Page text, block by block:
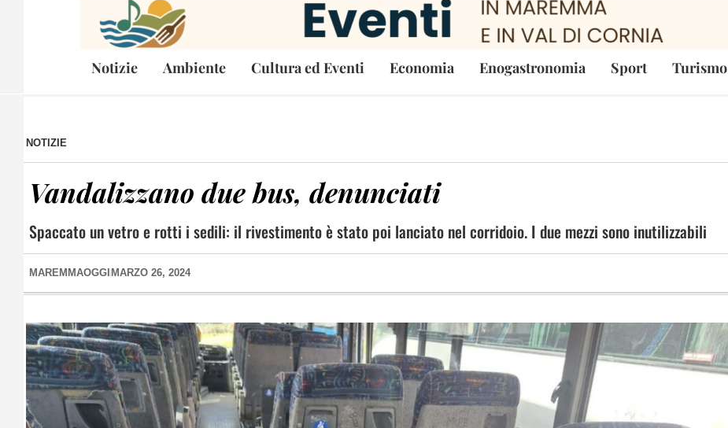
Notizie Ambiente Cultura ed Eventi Economia Enogastronomia Sport Turismo
NOTIZIE
Vandalizzano due bus, denunciati
Spaccato un vetro e rotti i sedili: il rivestimento è stato poi lanciato nel corridoio. I due mezzi sono inutilizzabili
MAREMMAOGGI MARZO 26, 2024